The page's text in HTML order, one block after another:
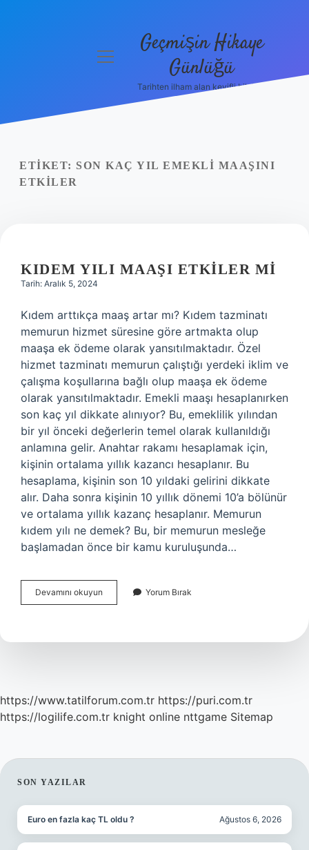
Yasal Uyarı
menüyü
Geçmişin Hikaye
Günlüğü
Tarihten ilham alan keyifli bilgiler!
ETIKET: SON KAÇ YIL EMEKLI MAAŞINI
ETKILER
KIDEM YILI MAAŞI ETKILER MI
Tarih: Aralık 5, 2024
Kıdem arttıkça maaş artar mı? Kıdem tazminatı
memurun hizmet süresine göre artmakta olup
maaşa ek ödeme olarak yansıtılmaktadır. Özel
hizmet tazminatı memurun çalıştığı yerdeki iklim ve
çalışma koşullarına bağlı olup maaşa ek ödeme
olarak yansıtılmaktadır. Emekli maaşı hesaplanırken
son kaç yıl dikkate alınıyor? Bu, emeklilik yılından
bir yıl önceki değerlerin temel olarak kullanıldığı
anlamına gelir. Anahtar rakamı hesaplamak için,
kişinin ortalama yıllık kazancı hesaplanır. Bu
hesaplama, kişinin son 10 yıldaki gelirini dikkate
alır. Daha sonra kişinin 10 yıllık dönemi 10’a bölünür
ve ortalama yıllık kazanç hesaplanır. Memurun
kıdem yılı ne demek? Bu, bir memurun mesleğe
başlamadan önce bir kamu kuruluşunda…
Devamını okuyun
Yılı
Mi
Yorum Bırak
https://www.tatilforum.com.tr https://puri.com.tr
https://logilife.com.tr knight online nttgame Sitemap
SIDEBAR
SON YAZILAR
Euro en fazla kaç TL oldu ? Ağustos 6, 2026